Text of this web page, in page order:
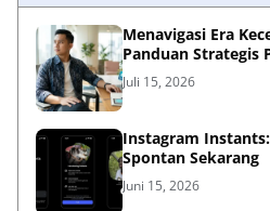
Menavigasi Era
Panduan Strategis
Juli 15, 2026
Instagram
Spontan Sekarang
Juni 15, 2026